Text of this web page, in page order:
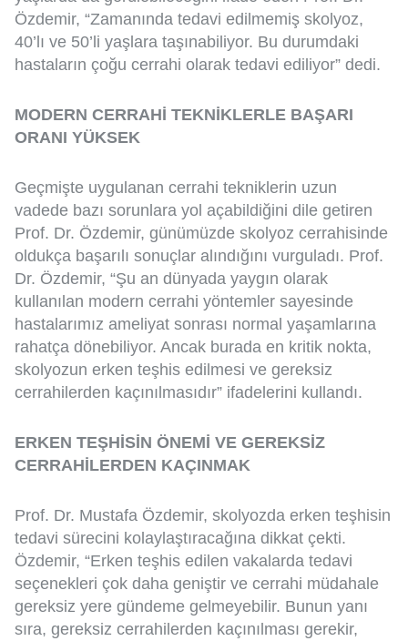
Özdemir, “Zamanında tedavi edilmemiş skolyoz,
40’lı ve 50’li yaşlara taşınabiliyor. Bu durumdaki
hastaların çoğu cerrahi olarak tedavi ediliyor” dedi.
MODERN CERRAHİ TEKNİKLERLE BAŞARI
ORANI YÜKSEK
Geçmişte uygulanan cerrahi tekniklerin uzun
vadede bazı sorunlara yol açabildiğini dile getiren
Prof. Dr. Özdemir, günümüzde skolyoz cerrahisinde
oldukça başarılı sonuçlar alındığını vurguladı. Prof.
Dr. Özdemir, “Şu an dünyada yaygın olarak
kullanılan modern cerrahi yöntemler sayesinde
hastalarımız ameliyat sonrası normal yaşamlarına
rahatça dönebiliyor. Ancak burada en kritik nokta,
skolyozun erken teşhis edilmesi ve gereksiz
cerrahilerden kaçınılmasıdır” ifadelerini kullandı.
ERKEN TEŞHİSİN ÖNEMİ VE GEREKSİZ
CERRAHİLERDEN KAÇINMAK
Prof. Dr. Mustafa Özdemir, skolyozda erken teşhisin
tedavi sürecini kolaylaştıracağına dikkat çekti.
Özdemir, “Erken teşhis edilen vakalarda tedavi
seçenekleri çok daha geniştir ve cerrahi müdahale
gereksiz yere gündeme gelmeyebilir. Bunun yanı
sıra, gereksiz cerrahilerden kaçınılması gerekir,